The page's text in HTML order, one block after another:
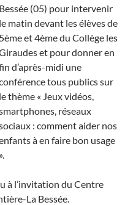
Bessée (05) pour intervenir
le matin devant les élèves de
5ème et 4ème du Collège les
et pour donner en
d’après-midi une
tous publics sur
le thème « Jeux vidéos,
réseaux
: comment aider nos
à en faire bon usage
».
à l’invitation du Centre
La Bessée.